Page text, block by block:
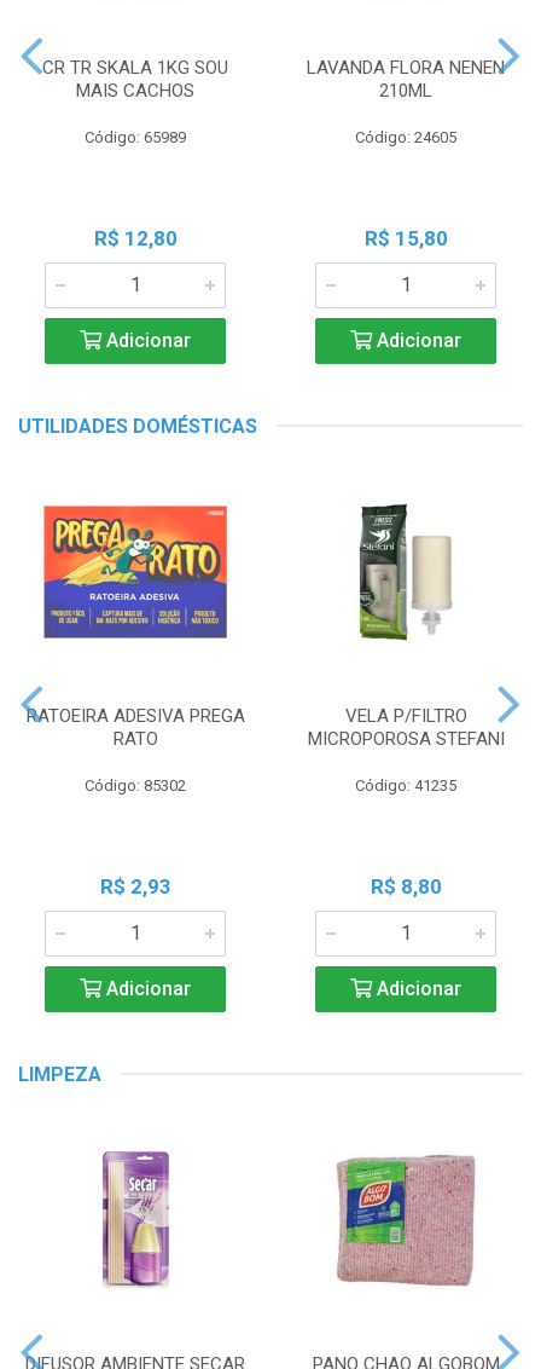
CR TR SKALA 1KG SOU
MAIS CACHOS
Código: 65989
R$ 12,80
Adicionar
LAVANDA FLORA NENEN
210ML
Código: 24605
R$ 15,80
Adicionar
UTILIDADES DOMÉSTICAS
RATOEIRA ADESIVA PREGA
RATO
Código: 85302
R$ 2,93
Adicionar
VELA P/FILTRO
MICROPOROSA STEFANI
Código: 41235
R$ 8,80
Adicionar
LIMPEZA
DIFUSOR AMBIENTE SECAR PANO CHAO ALGOBOM